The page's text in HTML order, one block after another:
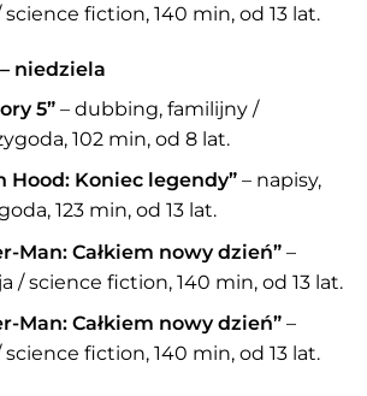
science fiction, 140 min, od 13 lat.
niedziela
5”– dubbing, familijny /
102 min, od 8 lat.
Hood: Koniec legendy”– napisy,
123 min, od 13 lat.
Man: Całkiem nowy dzień”–
/ science fiction, 140 min, od 13 lat.
Man: Całkiem nowy dzień”–
science fiction, 140 min, od 13 lat.